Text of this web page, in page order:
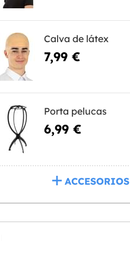
Calva de látex
7,99 €
Porta pelucas
6,99 €
ACCESORIOS